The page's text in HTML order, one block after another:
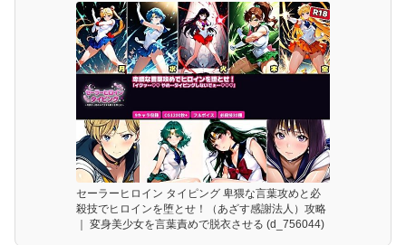
セーラーヒロイン タイピング 卑猥な言葉攻めと必
殺技でヒロインを堕とせ！（あざす感謝法人）攻略
｜ 変身美少女を言葉責めで脱衣させる (d_756044)